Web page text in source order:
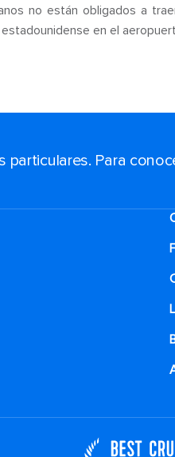
no están obligados a
en el
Para